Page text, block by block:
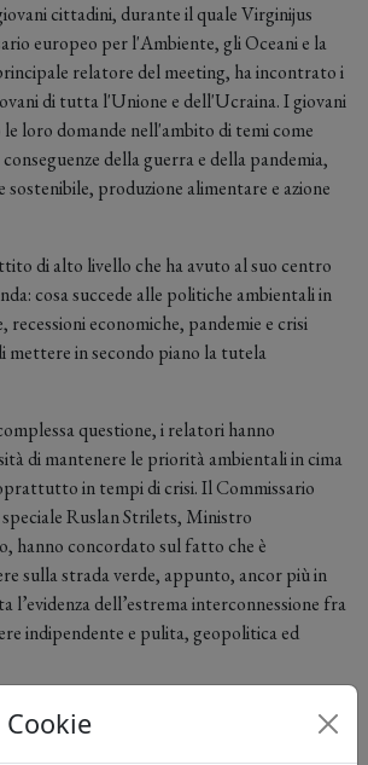
cittadini, durante il quale Virginijus
europeo per l'Ambiente, gli Oceani e la
relatore del meeting, ha incontrato i
di tutta l'Unione e dell'Ucraina. I giovani
loro domande nell'ambito di temi come
della guerra e della pandemia,
sostenibile, produzione alimentare e azione
di alto livello che ha avuto al suo centro
cosa succede alle politiche ambientali in
recessioni economiche, pandemie e crisi
mettere in secondo piano la tutela
questione, i relatori hanno
di mantenere le priorità ambientali in cima
in tempi di crisi. Il Commissario
Ruslan Strilets, Ministro
hanno concordato sul fatto che è
sulla strada verde, appunto, ancor più in
l’evidenza dell’estrema interconnessione fra
indipendente e pulita, geopolitica ed
giornata della conferenza, si è svolta
30° anniversario dei Premi LIFE per i progetti